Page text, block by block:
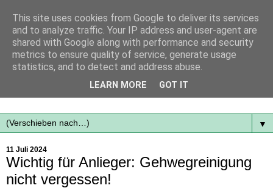
Mit frischen Themen aus der Region immer auf dem
▼
11 Juli 2024
Wichtig für Anlieger: Gehwegreinigung
nicht vergessen!
This site uses cookies from Google to deliver its services
and to analyze traffic. Your IP address and user-agent are
shared with Google along with performance and security
metrics to ensure quality of service, generate usage
statistics, and to detect and address abuse.
LEARN MORE GOT IT